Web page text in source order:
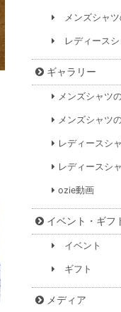
メンズシャツ
レディースシ
ギャラリー
メンズシャツ
メンズシャツ
レディースシ
レディースシ
ozie動画
イベント・ギフ
イベント
ギフト
メディア